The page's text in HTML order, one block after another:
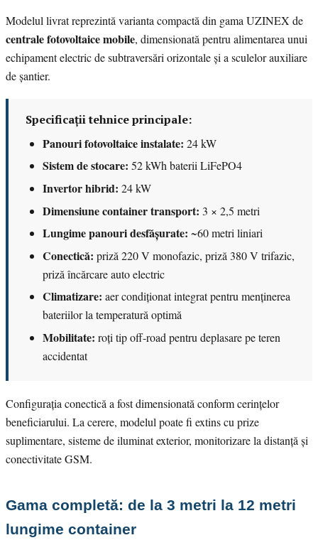
Modelul livrat reprezintă varianta compactă din gama UZINEX de
centrale fotovoltaice mobile, dimensionată pentru alimentarea unui
echipament electric de subtraversări orizontale și a sculelor auxiliare
de șantier.
Specificații tehnice principale:
Panouri fotovoltaice instalate: 24 kW
Sistem de stocare: 52 kWh baterii LiFePO4
Invertor hibrid: 24 kW
Dimensiune container transport: 3 × 2,5 metri
Lungime panouri desfășurate: ~60 metri liniari
Conectică: priză 220 V monofazic, priză 380 V trifazic,
priză încărcare auto electric
Climatizare: aer condiționat integrat pentru menținerea
bateriilor la temperatură optimă
Mobilitate: roți tip off-road pentru deplasare pe teren
accidentat
Configurația conectică a fost dimensionată conform cerințelor
beneficiarului. La cerere, modelul poate fi extins cu prize
suplimentare, sisteme de iluminat exterior, monitorizare la distanță și
conectivitate GSM.
Gama completă: de la 3 metri la 12 metri
lungime container